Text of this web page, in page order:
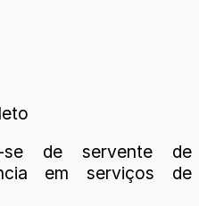
se de servente de
em serviços de